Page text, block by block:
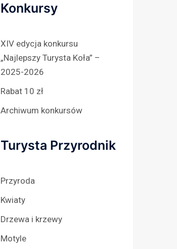
Konkursy
XIV edycja konkursu
„Najlepszy Turysta Koła” –
2025-2026
Rabat 10 zł
Archiwum konkursów
Turysta Przyrodnik
Przyroda
Kwiaty
Drzewa i krzewy
Motyle